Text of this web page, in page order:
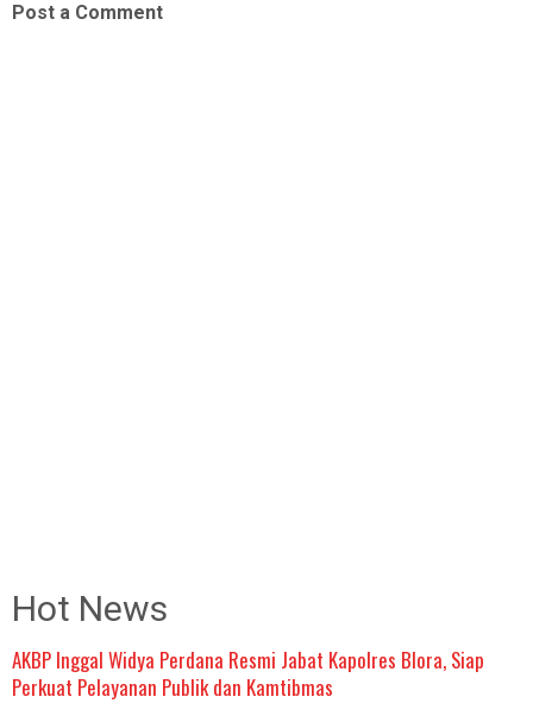
Post a Comment
Hot News
AKBP Inggal Widya Perdana Resmi Jabat Kapolres Blora, Siap
Perkuat Pelayanan Publik dan Kamtibmas